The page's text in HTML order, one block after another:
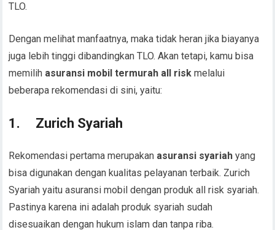
TLO.
Dengan melihat manfaatnya, maka tidak heran jika biayanya
juga lebih tinggi dibandingkan TLO. Akan tetapi, kamu bisa
memilih asuransi mobil termurah all risk melalui
beberapa rekomendasi di sini, yaitu:
1. Zurich Syariah
Rekomendasi pertama merupakan asuransi syariah yang
bisa digunakan dengan kualitas pelayanan terbaik. Zurich
Syariah yaitu asuransi mobil dengan produk all risk syariah.
Pastinya karena ini adalah produk syariah sudah
disesuaikan dengan hukum islam dan tanpa riba.